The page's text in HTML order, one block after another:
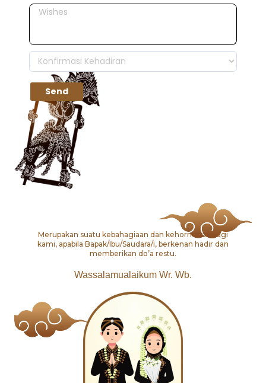
Merupakan suatu kebahagiaan dan kehormatan bagi
kami, apabila Bapak/Ibu/Saudara/i, berkenan hadir dan
memberikan do’a restu.
Wassalamualaikum Wr. Wb.